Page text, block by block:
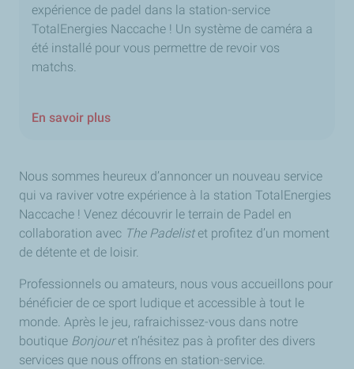
expérience de padel dans la station-service
TotalEnergies Naccache ! Un système de caméra a
été installé pour vous permettre de revoir vos
matchs.
En savoir plus
Nous sommes heureux d’annoncer un nouveau service
qui va raviver votre expérience à la station TotalEnergies
Naccache ! Venez découvrir le terrain de Padel en
collaboration avec The Padelistet profitez d’un moment
de détente et de loisir.
Professionnels ou amateurs, nous vous accueillons pour
bénéficier de ce sport ludique et accessible à tout le
monde. Après le jeu, rafraichissez-vous dans notre
boutique Bonjouret n’hésitez pas à profiter des divers
services que nous offrons en station-service.